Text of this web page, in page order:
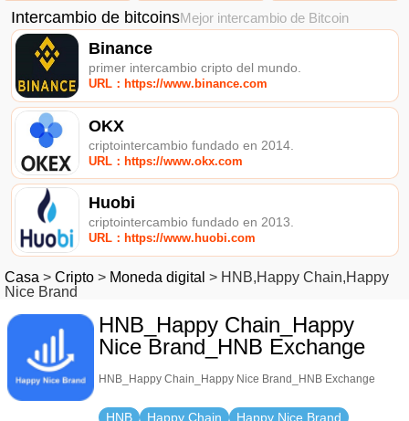
Intercambio de bitcoinsMejor intercambio de Bitcoin
Binance
primer intercambio cripto del mundo.
URL：https://www.binance.com
OKX
criptointercambio fundado en 2014.
URL：https://www.okx.com
Huobi
criptointercambio fundado en 2013.
URL：https://www.huobi.com
Casa > Cripto > Moneda digital > HNB,Happy Chain,Happy
Nice Brand
HNB_Happy Chain_Happy
Nice Brand_HNB Exchange
HNB_Happy Chain_Happy Nice Brand_HNB Exchange
HNB Happy Chain
Happy Nice Brand